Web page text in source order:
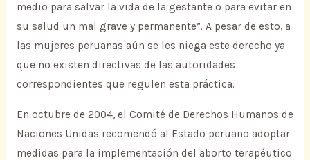
medio para salvar la vida de la gestante o para evitar en
su salud un mal grave y permanente”. A pesar de esto, a
las mujeres peruanas aún se les niega este derecho ya
que no existen directivas de las autoridades
correspondientes que regulen esta práctica.
En octubre de 2004, el Comité de Derechos Humanos de
Naciones Unidas recomendó al Estado peruano adoptar
medidas para la implementación del aborto terapéutico